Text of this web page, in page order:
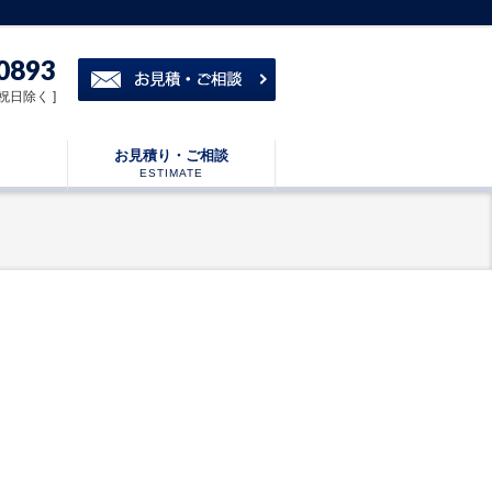
日除く ]
お見積り・ご相談
ESTIMATE